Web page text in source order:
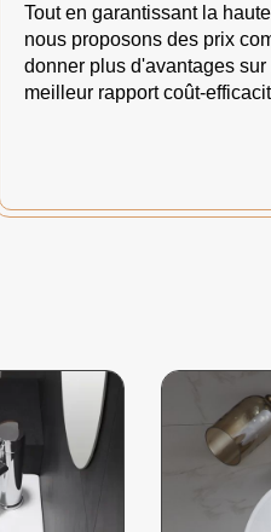
Tout en garantissant la
nous proposons des prix
donner plus d'avantages
meilleur rapport coût-